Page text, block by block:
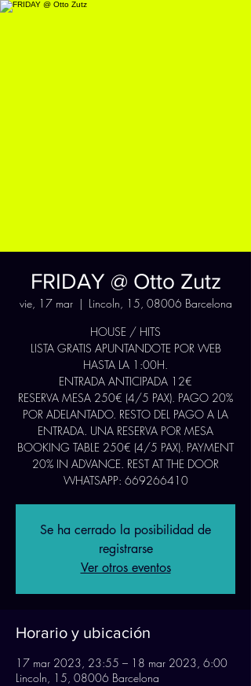
FRIDAY @ Otto Zutz
vie, 17 mar
  |
Lincoln, 15, 08006 Barcelona
HOUSE / HITS
LISTA GRATIS APUNTANDOTE POR WEB
HASTA LA 1:00H.
ENTRADA ANTICIPADA 12€
RESERVA MESA 250€ (4/5 PAX). PAGO 20%
POR ADELANTADO. RESTO DEL PAGO A LA
ENTRADA. UNA RESERVA POR MESA
BOOKING TABLE 250€ (4/5 PAX). PAYMENT
20% IN ADVANCE. REST AT THE DOOR
WHATSAPP: 669266410
Se ha cerrado la posibilidad de
registrarse
Ver otros eventos
Horario y ubicación
17 mar 2023, 23:55 – 18 mar 2023, 6:00
Lincoln, 15, 08006 Barcelona